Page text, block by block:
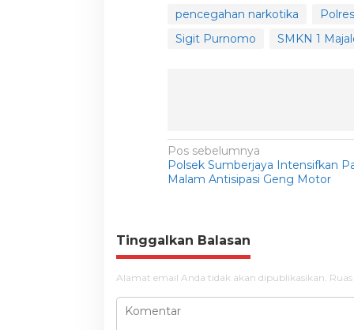
pencegahan narkotika
Sigit Purnomo
SMKN 1
N
a
g
a
s
i
Pos sebelumnya
Polsek Sumberjaya Intensifkan
Malam Antisipasi Geng Motor
Tinggalkan Balasan
Alamat email Anda tidak akan dipublikasikan.